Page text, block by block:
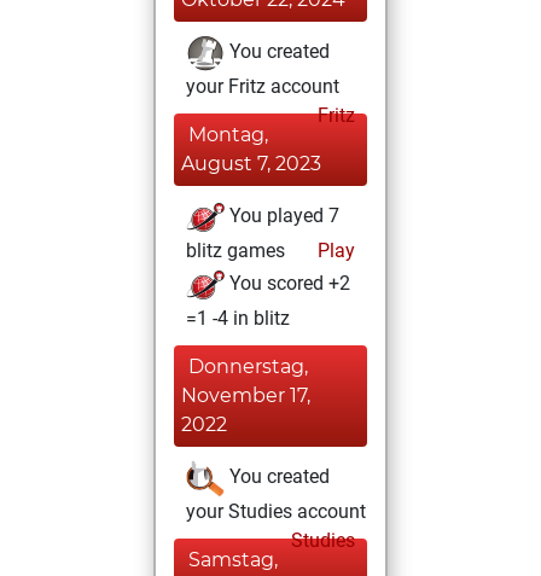
You created
your Fritz account
Fritz
Montag,
August 7, 2023
You played 7
blitz games
Play
You scored +2
=1 -4 in blitz
Donnerstag,
November 17,
2022
You created
your Studies account
Studies
Samstag,